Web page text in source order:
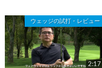
ウェッジの試打・レビュー
2:17